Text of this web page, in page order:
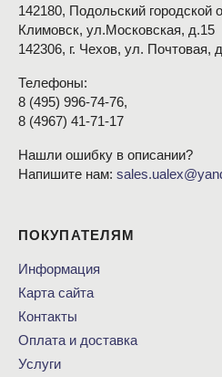
142180, Подольский городской
Климовск, ул.Московская, д.15
142306, г. Чехов, ул. Почтовая,
Телефоны:
8 (495) 996-74-76,
8 (4967) 41-71-17
Нашли ошибку в описании?
Напишите нам:
ПОКУПАТЕЛЯМ
Информация
Карта сайта
Контакты
Оплата и доставка
Услуги